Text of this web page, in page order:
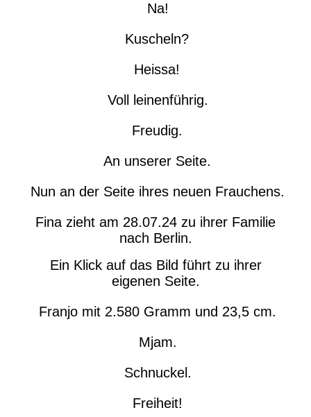
Na!
Kuscheln?
Heissa!
Voll leinenführig.
Freudig.
An unserer Seite.
Nun an der Seite ihres neuen Frauchens.
Fina zieht am 28.07.24 zu ihrer Familie
nach Berlin.
Ein Klick auf das Bild führt zu ihrer
eigenen Seite.
Franjo mit 2.580 Gramm und 23,5 cm.
Mjam.
Schnuckel.
Freiheit!